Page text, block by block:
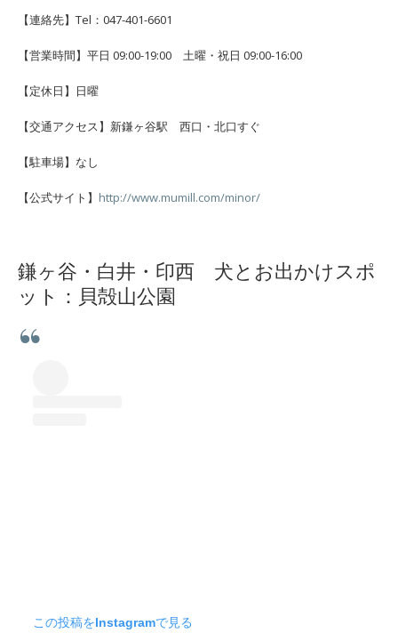
【連絡先】Tel：047-401-6601
【営業時間】平日 09:00-19:00 土曜・祝日 09:00-16:00
【定休日】日曜
【交通アクセス】新鎌ヶ谷駅 西口・北口すぐ
【駐車場】なし
【公式サイト】 http://www.mumill.com/minor/
鎌ヶ谷・白井・印西 犬とお出かけスポ
ット： 貝殻山公園
この投稿をInstagramで見る